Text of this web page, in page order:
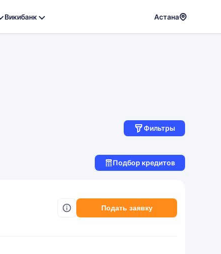
Викибанк Астана
Фильтры
Подбор кредитов
Подать заявку